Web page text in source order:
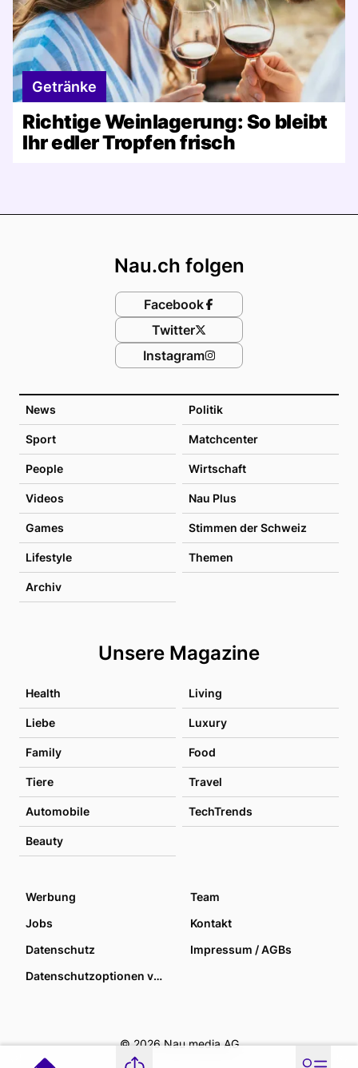
Getränke
Richtige Weinlagerung: So bleibt
Ihr edler Tropfen frisch
News Politik
Sport Matchcenter
People Wirtschaft
Videos Nau Plus
Games Stimmen der Schweiz
Lifestyle Themen
Archiv
Unsere Magazine
Health Living
Liebe Luxury
Family Food
Tiere Travel
Automobile TechTrends
Beauty
Nau.ch folgen
Facebook
Twitter
Instagram
Werbung
Team
Jobs
Kontakt
Datenschutz
Impressum / AGBs
Datenschutzoptionen verwalten
© 2026 Nau media AG